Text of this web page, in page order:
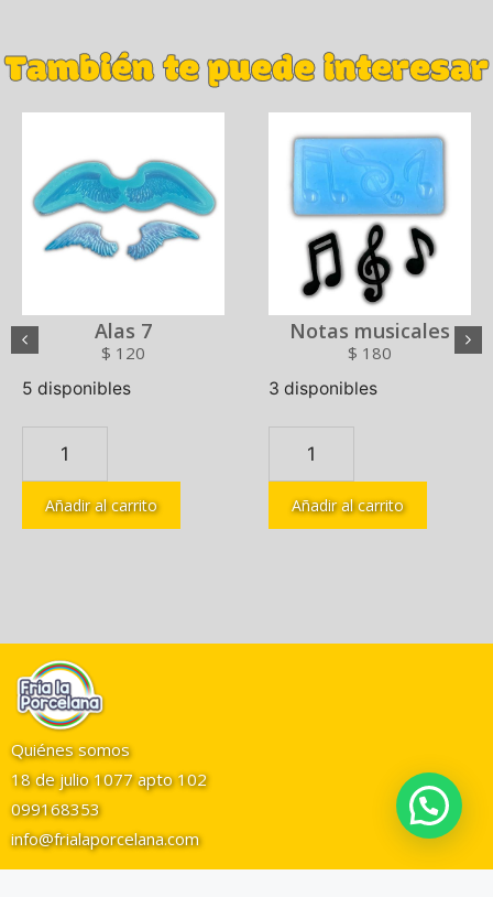
También te puede interesar
Alas 7
$ 120
5 disponibles
Añadir al carrito
Notas musicales
$ 180
3 disponibles
Añadir al carrito
Quiénes somos
18 de julio 1077 apto 102
099168353
info@frialaporcelana.com